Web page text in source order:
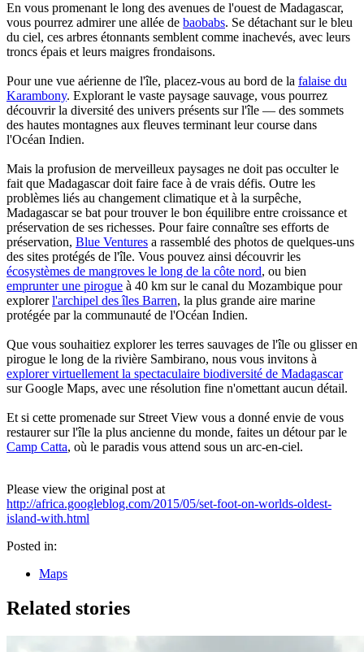
En vous promenant le long des avenues de l'ouest de Madagascar,
vous pourrez admirer une allée de baobabs. Se détachant sur le bleu
du ciel, ces arbres étonnants semblent comme inachevés, avec leurs
troncs épais et leurs maigres frondaisons.
Pour une vue aérienne de l'île, placez-vous au bord de la falaise du
Karambony. Explorant le vaste paysage sauvage, vous pourrez
découvrir la diversité des univers présents sur l'île — des sommets
des hautes montagnes aux fleuves terminant leur course dans
l'Océan Indien.
Mais la profusion de merveilleux paysages ne doit pas occulter le
fait que Madagascar doit faire face à de vrais défis. Outre les
problèmes liés au changement climatique et à la surpêche,
Madagascar se bat pour trouver le bon équilibre entre croissance et
préservation de ses richesses. Pour faire connaître ses efforts de
préservation, Blue Ventures a rassemblé des photos de quelques-uns
des sites protégés de l'île. Vous pouvez ainsi découvrir les
écosystèmes de mangroves le long de la côte nord, ou bien
emprunter une pirogue à 40 km sur le canal du Mozambique pour
explorerl'archipel des îles Barren, la plus grande aire marine
protégée par la communauté de l'Océan Indien.
Que vous souhaitiez explorer les terres sauvages de l'île ou glisser en
pirogue le long de la rivière Sambirano, nous vous invitons à
explorer virtuellement la spectaculaire biodiversité de Madagascar
sur Google Maps, avec une résolution fine n'omettant aucun détail.
Et si cette promenade sur Street View vous a donné envie de vous
restaurer sur l'île la plus ancienne du monde, faites un détour par le
Camp Catta, où le paradis vous attend sous un arc-en-ciel.
Please view the original post at
http://africa.googleblog.com/2015/05/set-foot-on-worlds-oldest-
island-with.html
Posted in:
Maps
Related stories